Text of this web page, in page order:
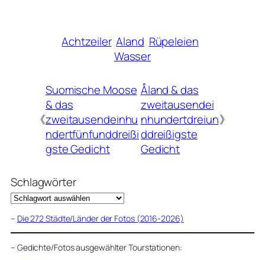
Achtzeiler Aland Rüpeleien
Wasser
《
Suomische Moose
& das
zweitausendeinhu
ndertfünfunddreißi
gste Gedicht
Åland & das
zweitausendei
nhundertdreiun
ddreißigste
Gedicht
》
Schlagwörter
– Die 272 Städte/Länder der Fotos (2016-2026)
– Gedichte/Fotos ausgewählter Tourstationen: